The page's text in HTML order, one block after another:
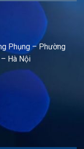
Phụng – Phường
– Hà Nội